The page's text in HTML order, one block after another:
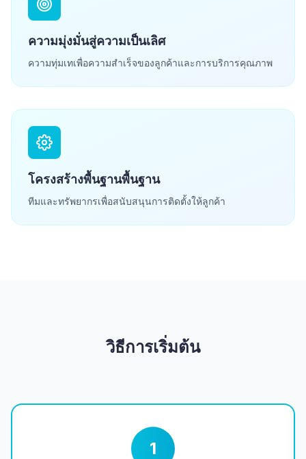
ความมุ่งมั่นสู่ความเป็นเลิศ
ความทุ่มเทเพื่อความสำเร็จของลูกค้าและการบริการคุณภาพ
โครงสร้างพื้นฐานพื้นฐาน
ทีมและทรัพยากรเพื่อสนับสนุนการติดตั้งให้ลูกค้า
วิธีการเริ่มต้น
1